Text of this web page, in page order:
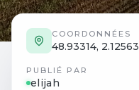
COORDONNÉES
48.93314, 2.12563
PUBLIÉ PAR
elijah